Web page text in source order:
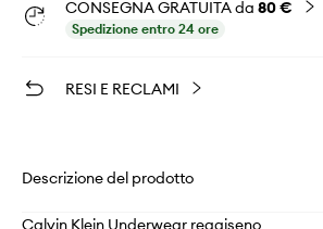
CONSEGNA GRATUITA da 80 €
Spedizione entro 24 ore
RESI E RECLAMI
Descrizione del prodotto
Calvin Klein Underwear reggiseno